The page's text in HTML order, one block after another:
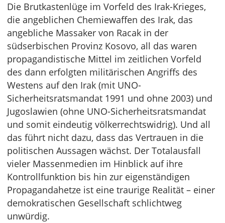
Die Brutkastenlüge im Vorfeld des Irak-Krieges,
die angeblichen Chemiewaffen des Irak, das
angebliche Massaker von Racak in der
südserbischen Provinz Kosovo, all das waren
propagandistische Mittel im zeitlichen Vorfeld
des dann erfolgten militärischen Angriffs des
Westens auf den Irak (mit UNO-
Sicherheitsratsmandat 1991 und ohne 2003) und
Jugoslawien (ohne UNO-Sicherheitsratsmandat
und somit eindeutig völkerrechtswidrig). Und all
das führt nicht dazu, dass das Vertrauen in die
politischen Aussagen wächst. Der Totalausfall
vieler Massenmedien im Hinblick auf ihre
Kontrollfunktion bis hin zur eigenständigen
Propagandahetze ist eine traurige Realität – einer
demokratischen Gesellschaft schlichtweg
unwürdig.